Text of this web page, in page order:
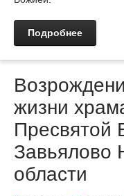
Подробнее
жизни
Пресвятой
Завьялово
области